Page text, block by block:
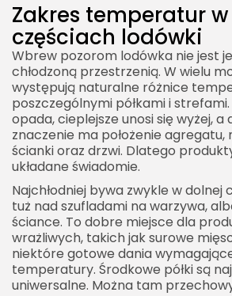
Zakres temperatur
częściach lodówki
Wbrew pozorom lodówka nie jest
chłodzoną przestrzenią. W wielu
występują naturalne różnice
poszczególnymi półkami i
opada, cieplejsze unosi się wyżej, a
znaczenie ma położenie agregatu,
ścianki oraz drzwi. Dlatego
układane świadomie.
Najchłodniej bywa zwykle w dolnej
tuż nad szufladami na warzywa,
ściance. To dobre miejsce dla
wrażliwych, takich jak surowe
niektóre gotowe dania
temperatury. Środkowe półki są
uniwersalne. Można tam